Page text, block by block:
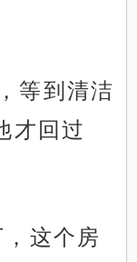
等到清洁
才回过
这个房